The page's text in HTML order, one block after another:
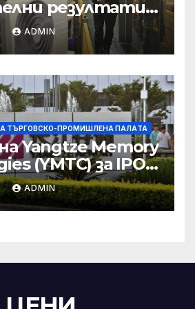
резултати в
и
консултации:
ADMIN
ТЪРГОВСКО-ПРОМИШЛЕНА ПАЛAТА
Yangtze Memory
(YMTC) за IPO
ADMIN